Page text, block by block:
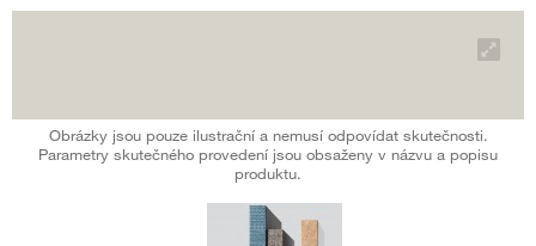
Obrázky jsou pouze ilustrační a nemusí odpovídat skutečnosti.
Parametry skutečného provedení jsou obsaženy v názvu a popisu
produktu.